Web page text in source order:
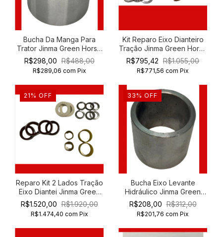
Bucha Da Manga Para
Trator Jinma Green Horse
454
R$298,00 R$488,00
R$289,06 com Pix
Kit Reparo Eixo Dianteiro
Tração Jinma Green Horse
204 254
R$795,42 R$1.055,00
R$771,56 com Pix
21 % OFF
Reparo Kit 2 Lados Tração
Eixo Diantei Jinma Green
Horse 204 254
R$1.520,00 R$1.920,00
R$1.474,40 com Pix
33 % OFF
Bucha Eixo Levante
Hidráulico Jinma Green
Horse 254
R$208,00 R$312,00
R$201,76 com Pix